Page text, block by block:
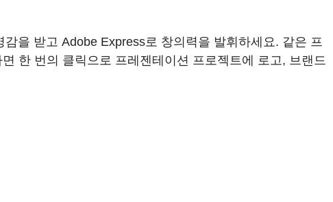
을 받고 Adobe Express로 창의력을 발휘하세요. 같은 프
한 번의 클릭으로 프레젠테이션 프로젝트에 로고, 브랜드